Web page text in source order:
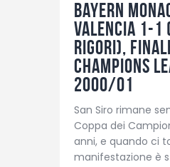
Bayern
Valencia 1-1
rigori),
Champions
2000/01
San Siro rimane
Coppa dei
anni, e quando ci
manifestazione è